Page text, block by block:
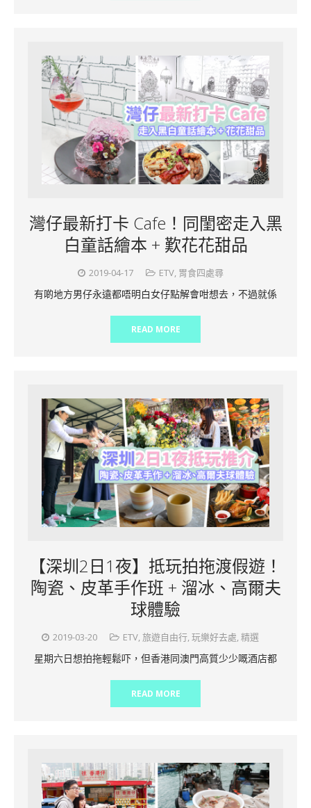
灣仔最新打卡 Cafe！同閨密走入黑
白童話繪本 + 歎花花甜品
2019-04-17 ETV, 胃食四處尋
有啲地方男仔永遠都唔明白女仔點解會咁想去，不過就係
READ MORE
【深圳2日1夜】抵玩拍拖渡假遊！
陶瓷、皮革手作班 + 溜冰、高爾夫
球體驗
2019-03-20 ETV,旅遊自由行,玩樂好去處,精選
星期六日想拍拖輕鬆吓，但香港同澳門高質少少嘅酒店都
READ MORE